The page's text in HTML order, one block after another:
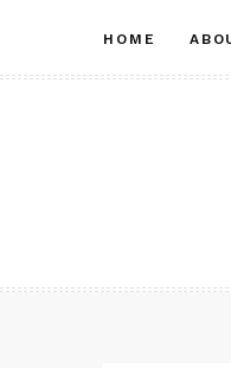
content
HOME